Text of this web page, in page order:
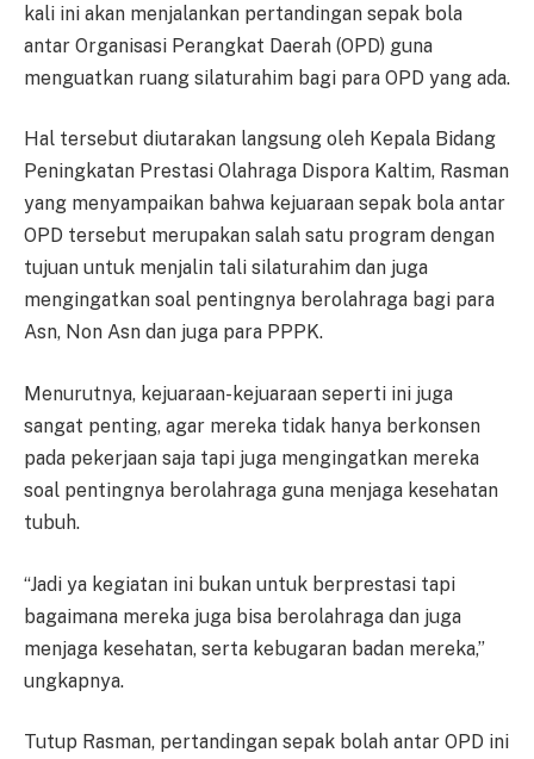
kali ini akan menjalankan pertandingan sepak bola
antar Organisasi Perangkat Daerah (OPD) guna
menguatkan ruang silaturahim bagi para OPD yang ada.
Hal tersebut diutarakan langsung oleh Kepala Bidang
Peningkatan Prestasi Olahraga Dispora Kaltim, Rasman
yang menyampaikan bahwa kejuaraan sepak bola antar
OPD tersebut merupakan salah satu program dengan
tujuan untuk menjalin tali silaturahim dan juga
mengingatkan soal pentingnya berolahraga bagi para
Asn, Non Asn dan juga para PPPK.
Menurutnya, kejuaraan-kejuaraan seperti ini juga
sangat penting, agar mereka tidak hanya berkonsen
pada pekerjaan saja tapi juga mengingatkan mereka
soal pentingnya berolahraga guna menjaga kesehatan
tubuh.
“Jadi ya kegiatan ini bukan untuk berprestasi tapi
bagaimana mereka juga bisa berolahraga dan juga
menjaga kesehatan, serta kebugaran badan mereka,”
ungkapnya.
Tutup Rasman, pertandingan sepak bolah antar OPD ini